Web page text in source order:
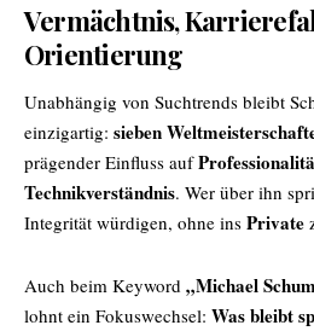
Vermächtnis,
Orientierung
Unabhängig von Suchtrends bleibt
einzigartig: sieben
prägender Einfluss auf
Technikverständnis. Wer über ihn
Integrität würdigen, ohne ins Private
Auch beim Keyword „Michael
lohnt ein Fokuswechsel: Was bleibt